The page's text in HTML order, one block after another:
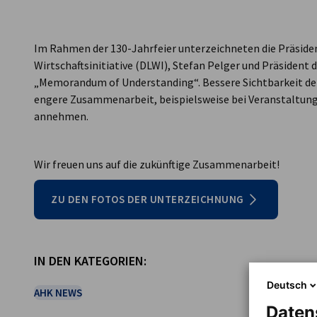
Im Rahmen der 130-Jahrfeier unterzeichneten die
Wirtschaftsinitiative (DLWI), Stefan Pelger und Präsident
„Memorandum of Understanding“. Bessere Sichtbarkeit
engere Zusammenarbeit, beispielsweise bei
annehmen.
Wir freuen uns auf die zukünftige Zusammenarbeit!
ZU DEN FOTOS DER UNTERZEICHNUNG
IN DEN KATEGORIEN:
AHK NEWS
Deutsch